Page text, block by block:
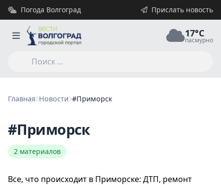
Погода Волгоград Прислать новость
17°C
пасмурно
Главная Новости #Приморск
#Приморск
2 материалов
Все, что происходит в Приморске: ДТП, ремонт